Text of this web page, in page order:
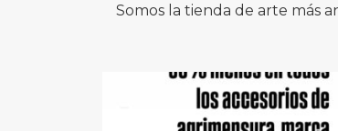
Somos la tienda de arte más